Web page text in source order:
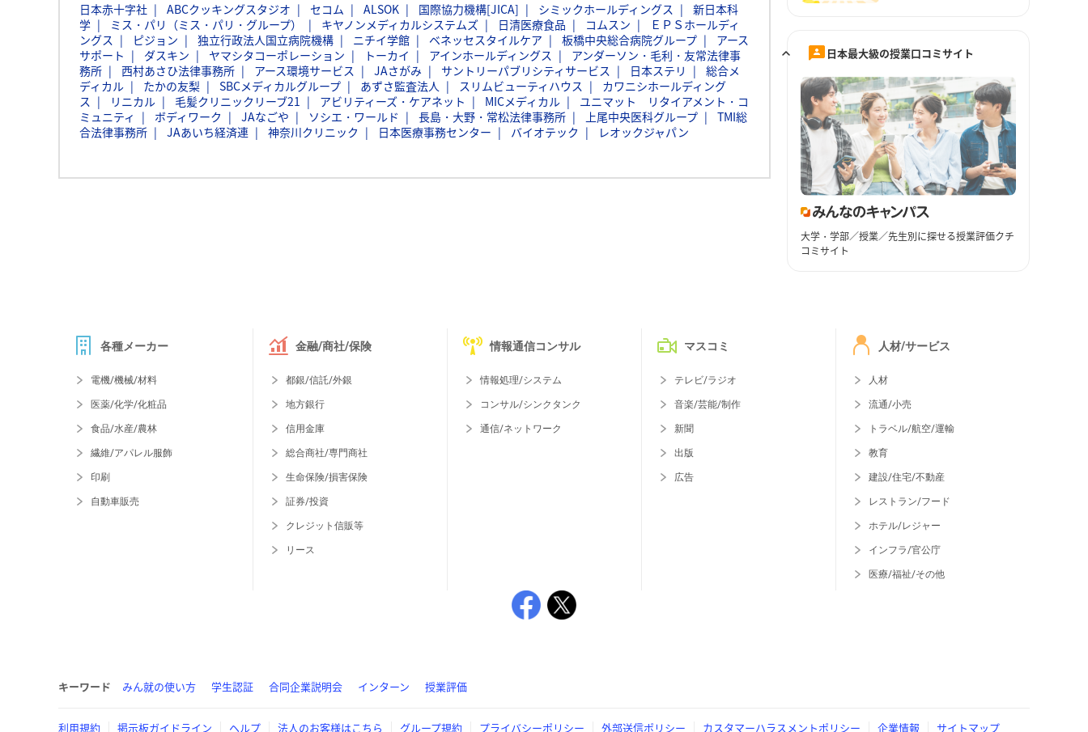
日本赤十字社 ABCクッキングスタジオ セコム ALSOK 国際協力機構[JICA] シミックホールディングス
新日本科
学
ミス・パリ（ミス・パリ・グループ） キヤノンメディカルシステムズ 日清医療食品 コムスン
ＥＰＳホールディ
ングス
ピジョン 独立行政法人国立病院機構 ニチイ学館 ベネッセスタイルケア 板橋中央総合病院グループ
アース
サポート
ダスキン ヤマシタコーポレーション トーカイ アインホールディングス
アンダーソン・毛利・友常法律事
務所
西村あさひ法律事務所 アース環境サービス JAさがみ サントリーパブリシティサービス 日本ステリ
総合メ
ディカル
たかの友梨 SBCメディカルグループ あずさ監査法人 スリムビューティハウス
カワニシホールディング
ス
リニカル 毛髪クリニックリーブ21 アビリティーズ・ケアネット MICメディカル
ユニマット リタイアメント・コ
ミュニティ
ボディワーク JAなごや ソシエ・ワールド 長島・大野・常松法律事務所 上尾中央医科グループ
TMI総
合法律事務所
JAあいち経済連 神奈川クリニック 日本医療事務センター バイオテック レオックジャパン
日本最大級の授業口コミサイト
大学・学部／授業／先生別に探せる授業評価クチ
コミサイト
各種メーカー
電機/機械/材料
医薬/化学/化粧品
食品/水産/農林
繊維/アパレル服飾
印刷
自動車販売
金融/商社/保険
都銀/信託/外銀
地方銀行
信用金庫
総合商社/専門商社
生命保険/損害保険
証券/投資
クレジット信販等
リース
情報通信コンサル
情報処理/システム
コンサル/シンクタンク
通信/ネットワーク
マスコミ
テレビ/ラジオ
音楽/芸能/制作
新聞
出版
広告
人材/サービス
人材
流通/小売
トラベル/航空/運輸
教育
建設/住宅/不動産
レストラン/フード
ホテル/レジャー
インフラ/官公庁
医療/福祉/その他
キーワード みん就の使い方 学生認証 合同企業説明会 インターン 授業評価
利用規約 掲示板ガイドライン ヘルプ 法人のお客様はこちら グループ規約 プライバシーポリシー 外部送信ポリシー カスタマーハラスメントポリシー 企業情報 サイトマップ